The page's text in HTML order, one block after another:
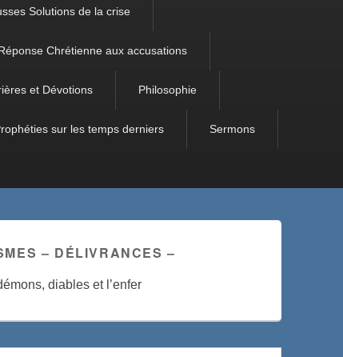
Solutions de la crise
Chrétienne aux accusations
et Dévotions Philosophie
sur les temps derniers Sermons
– DÉLIVRANCES –
diables et l’enfer